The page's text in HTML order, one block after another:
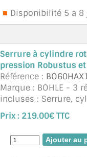
Disponibilité 5 a 8
Serrure à cylindre
pression Robustus
Référence :
Marque : BOHLE - 3
incluses : Serrure,
contre boitier. La
de la série Robustus
double sécurité
cylindre rota ...suite
Prix : 219.00€ TTC